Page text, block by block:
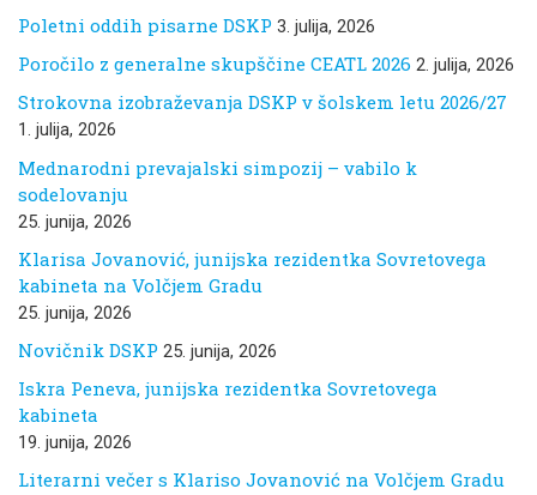
Poletni oddih pisarne DSKP 3. julija, 2026
Poročilo z generalne skupščine CEATL 2026 2. julija, 2026
Strokovna izobraževanja DSKP v šolskem letu 2026/27
1. julija, 2026
Mednarodni prevajalski simpozij – vabilo k
sodelovanju
25. junija, 2026
Klarisa Jovanović, junijska rezidentka Sovretovega
kabineta na Volčjem Gradu
25. junija, 2026
Novičnik DSKP 25. junija, 2026
Iskra Peneva, junijska rezidentka Sovretovega
kabineta
19. junija, 2026
Literarni večer s Klariso Jovanović na Volčjem Gradu